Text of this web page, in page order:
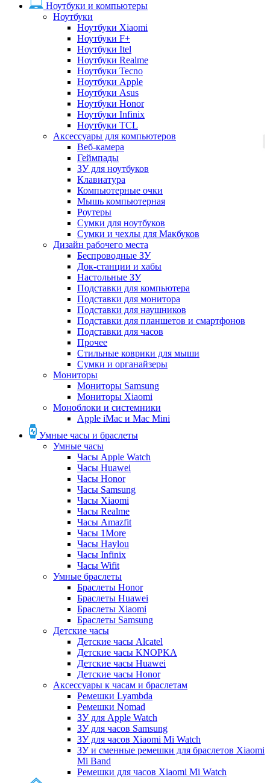
Ноутбуки и компьютеры
Ноутбуки
Ноутбуки Xiaomi
Ноутбуки F+
Ноутбуки Itel
Ноутбуки Realme
Ноутбуки Tecno
Ноутбуки Apple
Ноутбуки Asus
Ноутбуки Honor
Ноутбуки Infinix
Ноутбуки TCL
Аксессуары для компьютеров
Веб-камера
Геймпады
ЗУ для ноутбуков
Клавиатура
Компьютерные очки
Мышь компьютерная
Роутеры
Сумки для ноутбуков
Сумки и чехлы для Макбуков
Дизайн рабочего места
Беспроводные ЗУ
Док-станции и хабы
Настольные ЗУ
Подставки для компьютера
Подставки для монитора
Подставки для наушников
Подставки для планшетов и смартфонов
Подставки для часов
Прочее
Стильные коврики для мыши
Сумки и органайзеры
Мониторы
Мониторы Samsung
Мониторы Xiaomi
Моноблоки и системники
Apple iMac и Mac Mini
Умные часы и браслеты
Умные часы
Часы Apple Watch
Часы Huawei
Часы Honor
Часы Samsung
Часы Xiaomi
Часы Realme
Часы Amazfit
Часы 1More
Часы Haylou
Часы Infinix
Часы Wifit
Умные браслеты
Браслеты Honor
Браслеты Huawei
Браслеты Xiaomi
Браслеты Samsung
Детские часы
Детские часы Alcatel
Детские часы KNOPKA
Детские часы Huawei
Детские часы Honor
Аксессуары к часам и браслетам
Ремешки Lyambda
Ремешки Nomad
ЗУ для Apple Watch
ЗУ для часов Samsung
ЗУ для часов Xiaomi Mi Watch
ЗУ и сменные ремешки для браслетов Xiaomi
Mi Band
Ремешки для часов Xiaomi Mi Watch